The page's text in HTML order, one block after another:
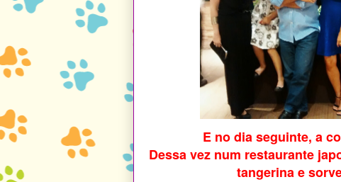
E no dia seguinte, a
Dessa vez num restaurante
tangerina e